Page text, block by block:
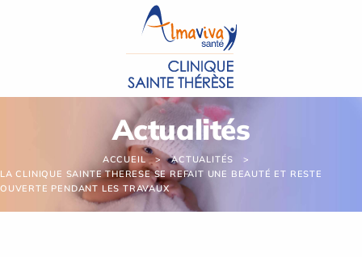
Actualités
ACCUEIL
ACTUALITÉS
LA CLINIQUE SAINTE THERESE SE REFAIT UNE BEAUTÉ ET RESTE
OUVERTE PENDANT LES TRAVAUX
Panneau de gestion des cookies